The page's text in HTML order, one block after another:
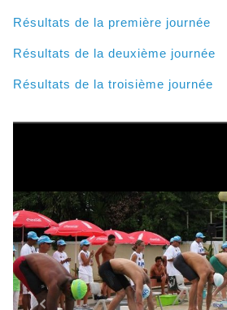
Résultats de la première journée
Résultats de la deuxième journée
Résultats de la troisième journée